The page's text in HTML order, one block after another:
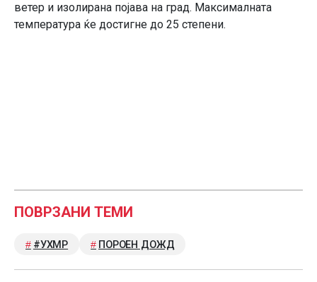
ветер и изолирана појава на град. Максималната
температура ќе достигне до 25 степени.
ПОВРЗАНИ ТЕМИ
#УХМР ПОРОЕН ДОЖД